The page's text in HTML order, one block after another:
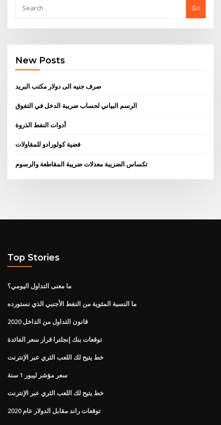
Go
New Posts
صرف جنيه الى دولار مكتب البريد
الرسم البياني لحساب ضريبة الدخل في التفوق
أدوات النفط الذروة
فضية كولورادو للمقاولات
تكساس الضريبة معدلات ضريبة المقاطعة والرسوم
Top Stories
ما معنى التداول اليومي؟
ما النسبة المئوية من النفط الأجنبي الذي نستورده
قانون التداول من الداخل 2020
توقعات بنك إنجلترا قرار سعر الفائدة
خط يتيح لك اللعب الثري عبر الإنترنت
سعر مؤشر ليبور 1 سنة
خط يتيح لك اللعب الثري عبر الإنترنت
توقعات راند مقابل الدولار عام 2020